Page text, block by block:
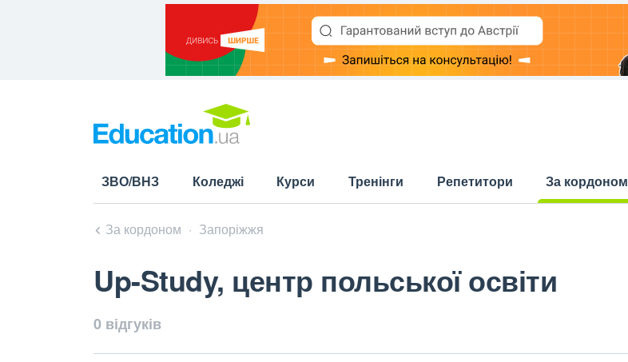
ЗВО/ВНЗ Коледжі Курси Тренінги Репетитори
За кордоном
За кордоном Запоріжжя
Up-Study, центр польської освіти
0 відгуків